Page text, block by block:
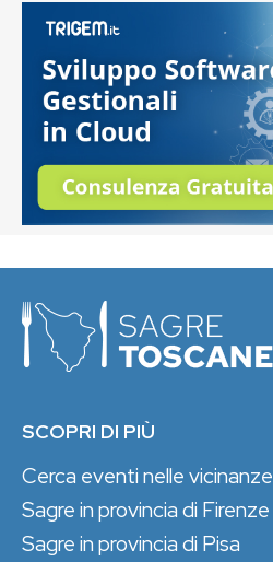
SCOPRI DI PIÙ
Cerca eventi nelle vicinanze
Sagre in provincia di Firenze
Sagre in provincia di Pisa